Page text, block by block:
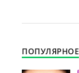
ПОПУЛЯРНОЕ